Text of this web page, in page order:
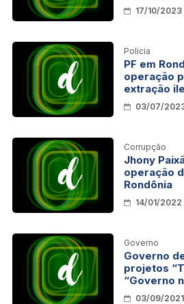
17/10/2023
Polícia
PF em
operação
extração
03/07/
Corrupção
Jhony
operação
Rondônia
14/01/
Governo
Governo
projetos
“Governo
Alvorada
03/09/